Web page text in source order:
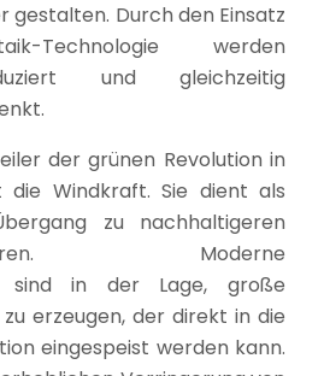
gestalten. Durch den Einsatz
Technologie werden
und gleichzeitig
der grünen Revolution in
die Windkraft. Sie dient als
zu nachhaltigeren
Moderne
sind in der Lage, große
erzeugen, der direkt in die
eingespeist werden kann.